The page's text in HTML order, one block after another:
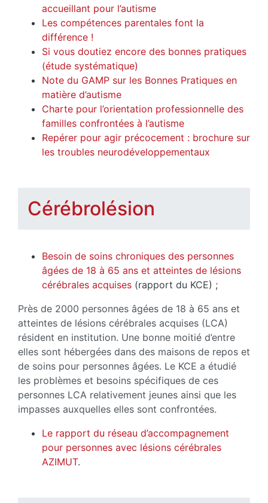
accueillant pour l’autisme
Les compétences parentales font la
différence !
Si vous doutiez encore des bonnes pratiques
(étude systématique)
Note du GAMP sur les Bonnes Pratiques en
matière d’autisme
Charte pour l’orientation professionnelle des
familles confrontées à l’autisme
Repérer pour agir précocement : brochure sur
les troubles neurodéveloppementaux
Cérébrolésion
Besoin de soins chroniques des personnes
âgées de 18 à 65 ans et atteintes de lésions
cérébrales acquises (rapport du KCE) ;
Près de 2000 personnes âgées de 18 à 65 ans et
atteintes de lésions cérébrales acquises (LCA)
résident en institution. Une bonne moitié d’entre
elles sont hébergées dans des maisons de repos et
de soins pour personnes âgées. Le KCE a étudié
les problèmes et besoins spécifiques de ces
personnes LCA relativement jeunes ainsi que les
impasses auxquelles elles sont confrontées.
Le rapport du réseau d’accompagnement
pour personnes avec lésions cérébrales
AZIMUT.